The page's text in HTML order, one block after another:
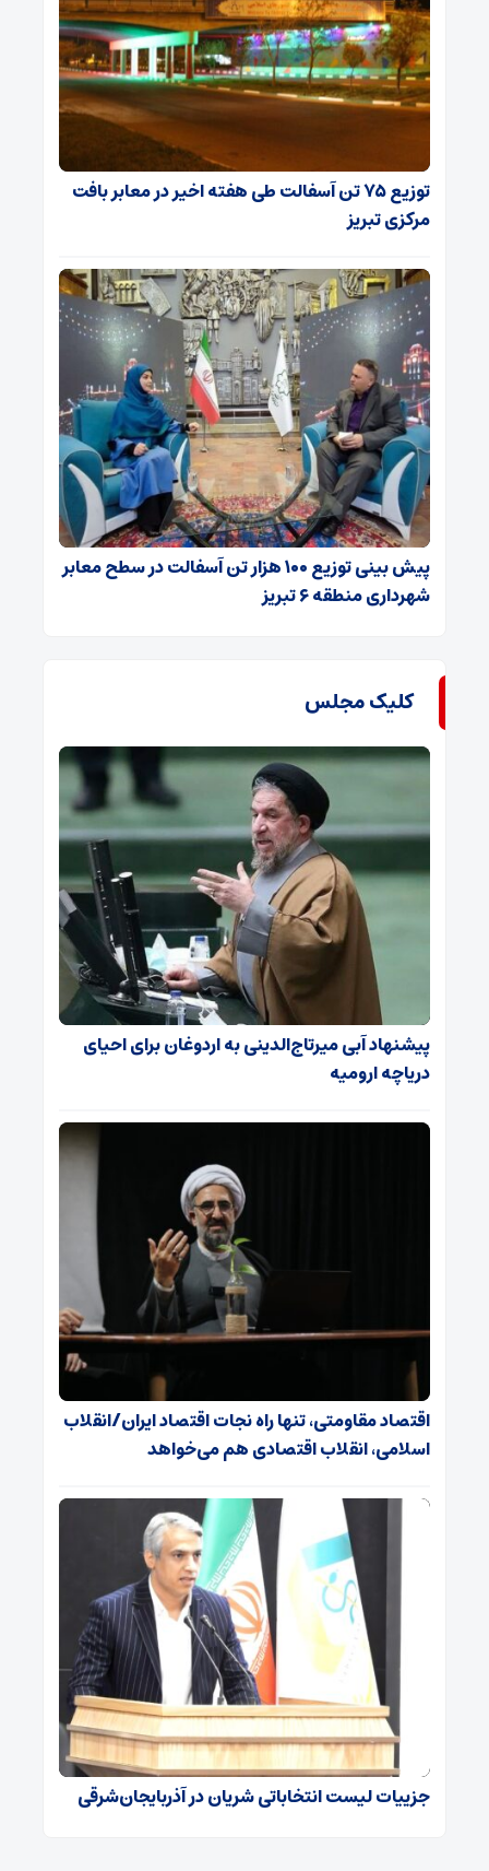
توزیع ۷۵ تن آسفالت طی هفته اخیر در معابر بافت
مرکزی تبریز
پیش بینی توزیع ۱۰۰ هزار تن آسفالت در سطح معابر
شهرداری منطقه ۶ تبریز
کلیک مجلس
پیشنهاد آبی میرتاج‌الدینی‌ به اردوغان برای احیای
دریاچه ارومیه
اقتصاد مقاومتی، تنها راه نجات اقتصاد ایران/انقلاب
اسلامی، انقلاب اقتصادی هم می‌خواهد
جزییات لیست انتخاباتی شریان در آذربایجان‌شرقی